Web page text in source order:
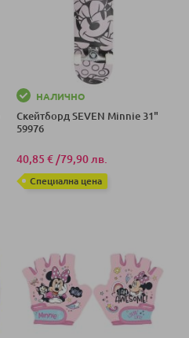
НАЛИЧНО
Скейтборд SEVEN Minnie 31"
59976
40,85 € /79,90 лв.
Специална цена